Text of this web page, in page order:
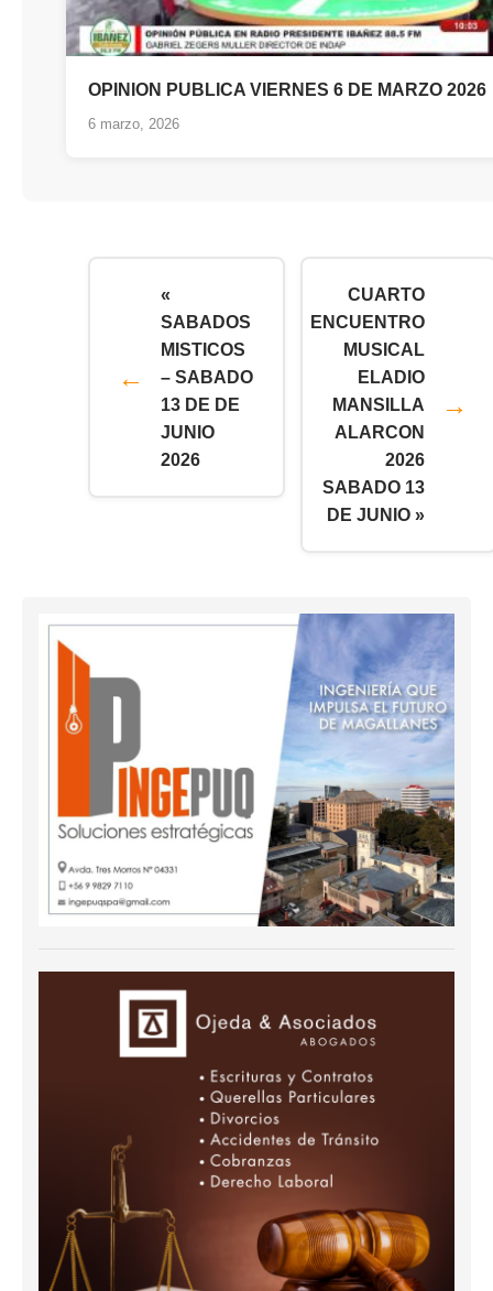
OPINION PUBLICA VIERNES 6 DE MARZO 2026
6 marzo, 2026
«
SABADOS
MISTICOS
– SABADO
13 DE DE
JUNIO
2026
CUARTO
ENCUENTRO
MUSICAL
ELADIO
MANSILLA
ALARCON
2026
SABADO 13
DE JUNIO »